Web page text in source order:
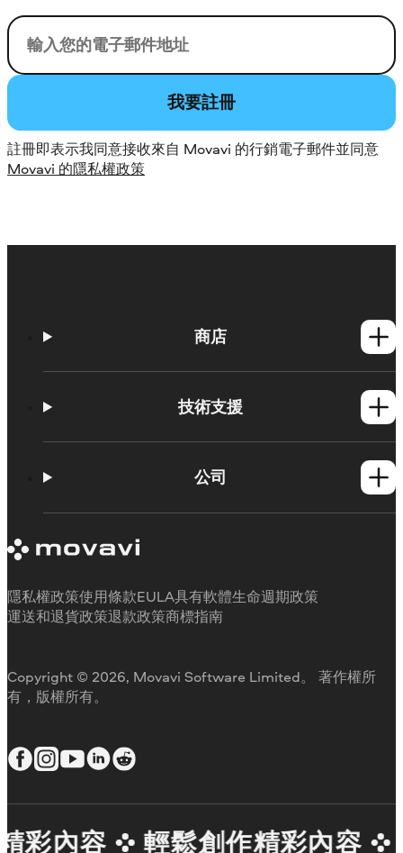
您的電子郵件
我要註冊
註冊即表示我同意接收來自 Movavi 的行銷電子郵件並同意
Movavi 的隱私權政策
商店
Mac產品
技術支援
學習平台
取消訂閱
退款
公司
客戶評價
為何要選擇我們
工作用
Copyright © 2026, Movavi Software Limited。 著作權所
有，版權所有。
隱私權政策使用條款EULA具有軟體生命週期政策
運送和退貨政策退款政策商標指南
彩內容 輕鬆創作精彩內容